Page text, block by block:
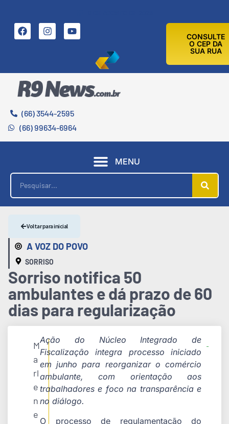
CONSULTE
O CEP DA
SUA RUA
(66) 3544-2595
(66) 99634-6964
MENU
A VOZ DO POVO
SORRISO
Voltar para inicial
Sorriso notifica 50
ambulantes e dá prazo de 60
dias para regularização
M
a
rl
e
n
e
Ação do Núcleo Integrado de
Fiscalização integra processo iniciado
em junho para reorganizar o comércio
ambulante, com orientação aos
trabalhadores e foco na transparência e
no diálogo.
O processo de regulamentação do